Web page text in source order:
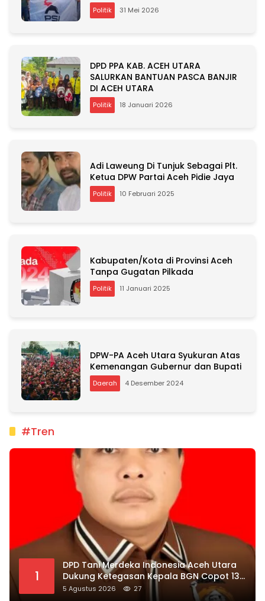
Politik 31 Mei 2026
DPD PPA KAB. ACEH UTARA
SALURKAN BANTUAN PASCA BANJIR
DI ACEH UTARA
Politik 18 Januari 2026
Adi Laweung Di Tunjuk Sebagai Plt.
Ketua DPW Partai Aceh Pidie Jaya
Politik 10 Februari 2025
Kabupaten/Kota di Provinsi Aceh
Tanpa Gugatan Pilkada
Politik 11 Januari 2025
DPW-PA Aceh Utara Syukuran Atas
Kemenangan Gubernur dan Bupati
Daerah 4 Desember 2024
#Tren
1
DPD Tani Merdeka Indonesia Aceh Utara
Dukung Ketegasan Kepala BGN Copot 137
Kepala SPPG
5 Agustus 2026 27